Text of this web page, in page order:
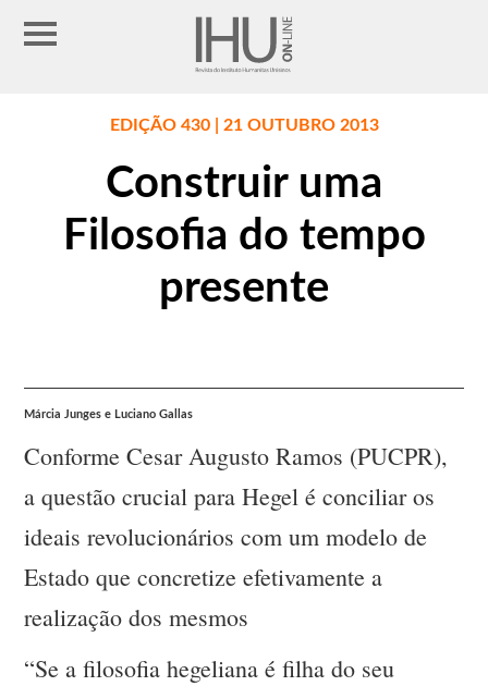
EDIÇÃO 430 | 21 OUTUBRO 2013
Construir uma
Filosofia do tempo
presente
Márcia Junges e Luciano Gallas
Conforme Cesar Augusto Ramos (PUCPR),
a questão crucial para Hegel é conciliar os
ideais revolucionários com um modelo de
Estado que concretize efetivamente a
realização dos mesmos
“Se a filosofia hegeliana é filha do seu